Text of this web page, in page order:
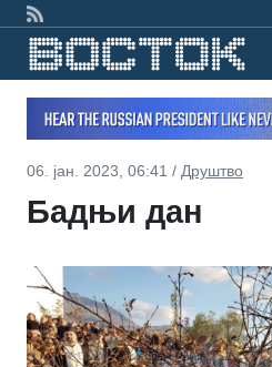
06. јан. 2023, 06:41 / Друштво
Бадњи дан